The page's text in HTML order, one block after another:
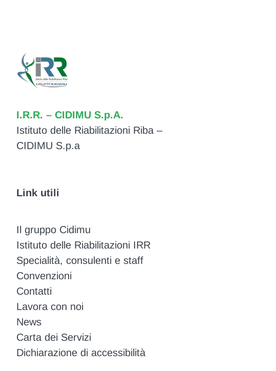
I.R.R. – CIDIMU S.p.A.
Istituto delle Riabilitazioni Riba –
CIDIMU S.p.a
Link utili
Il gruppo Cidimu
Istituto delle Riabilitazioni IRR
Specialità, consulenti e staff
Convenzioni
Contatti
Lavora con noi
News
Carta dei Servizi
Dichiarazione di accessibilità